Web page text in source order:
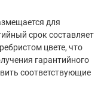
для
срок составляет
цвете, что
гарантийного
соответствующие